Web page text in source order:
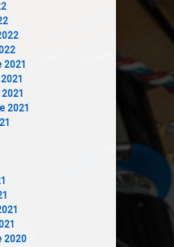
2021
2021
2020